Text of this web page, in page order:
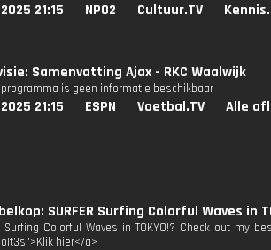
21:15 NPO2 Cultuur.TV
Samenvatting Ajax - RKC Waalwijk
is geen informatie beschikbaar
21:15 ESPN Voetbal.TV Alle
SURFER Surfing Colorful Waves in
Surfing Colorful Waves in TOKYO!? Check out
hier</a>